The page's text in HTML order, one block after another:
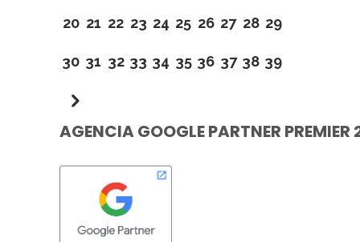
20 21 22 23 24 25 26 27 28 29
30 31 32 33 34 35 36 37 38 39
AGENCIA GOOGLE PARTNER PREMIER